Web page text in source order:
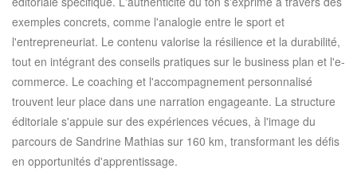
exemples concrets, comme l'analogie entre le sport et
l'entrepreneuriat. Le contenu valorise la résilience et la durabilité,
tout en intégrant des conseils pratiques sur le business plan et l'e-
commerce. Le coaching et l'accompagnement personnalisé
trouvent leur place dans une narration engageante. La structure
éditoriale s'appuie sur des expériences vécues, à l'image du
parcours de Sandrine Mathias sur 160 km, transformant les défis
en opportunités d'apprentissage.